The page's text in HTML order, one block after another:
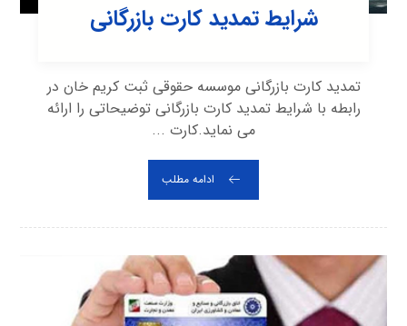
شرایط تمدید کارت بازرگانی
تمدید کارت بازرگانی موسسه حقوقی ثبت کریم خان در
رابطه با شرایط تمدید کارت بازرگانی توضیحاتی را ارائه
می نماید.کارت ...
ادامه مطلب